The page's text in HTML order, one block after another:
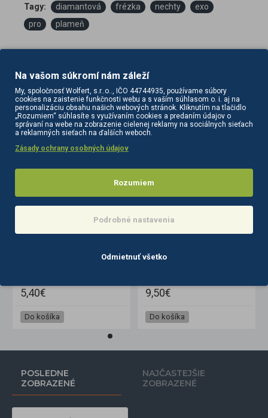
Tagy: diamantová frézka nechty
exo
pro
plameň
PODOBNÉ PRODUKTY SÚVISIACE PRODUKTY
8,10€
Do košíka
5,40€
Do košíka
POSLEDNE
ZOBRAZENÉ
NAJČASTEJŠIE
ZOBRAZENÉ
Na vašom súkromí nám záleží
My, spoločnosť Wolfert, s.r..o.., IČO 44744935, používame súbory
cookies na zaistenie funkčnosti webu a s vaším súhlasom o. i. aj na
personalizáciu obsahu našich webových stránok. Kliknutím na tlačidlo
„Rozumiem“ súhlasíte s využívaním cookies a predaním údajov o
správaní na webe na zobrazenie cielenej reklamy na sociálnych sieťach
a reklamných sieťach na ďalších weboch.
Zásady ochrany osobných údajov
Rozumiem
Podrobné nastavenia
Odmietnuť všetko